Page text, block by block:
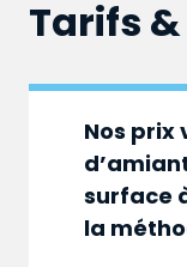
Tarifs
Nos prix
surface
la